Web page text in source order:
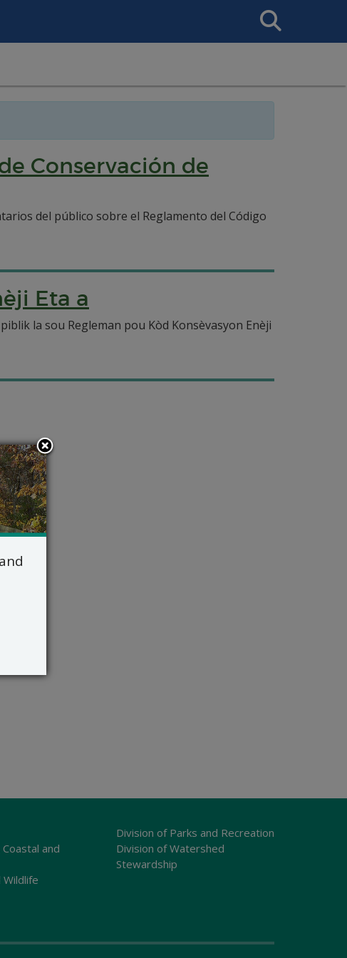
Search
This
Conservación de
del público sobre el Reglamento del Código
Eta a
la sou Regleman pou Kòd Konsèvasyon Enèji
and
Wildlife
Division of Parks and Recreation
Division of Watershed
Stewardship